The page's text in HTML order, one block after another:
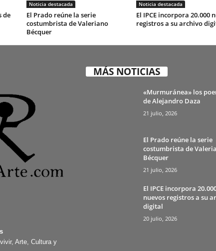
de
Noticia destacada
El Prado reúne la serie
costumbrista de Valeriano
Bécquer
Noticia destacada
El IPCE incorpora 20.000
registros a su archivo
Arte, Cultura y
MÁS NOTICIAS
«Murmuránea» los
de Alejandro Daza
21 julio, 2026
El Prado reúne la serie
costumbrista de
Bécquer
21 julio, 2026
El IPCE incorpora
nuevos registros a su
digital
20 julio, 2026